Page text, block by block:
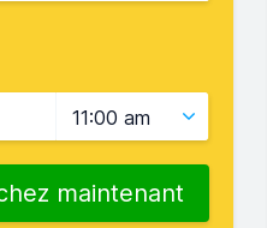
11:00 am
maintenant